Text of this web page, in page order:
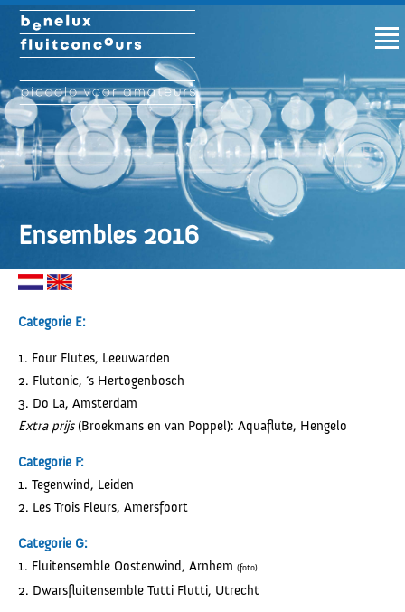
Ensembles 2016
Categorie E:
1. Four Flutes, Leeuwarden
2. Flutonic, ‘s Hertogenbosch
3. Do La, Amsterdam
Extra prijs(Broekmans en van Poppel): Aquaflute, Hengelo
Categorie F:
1. Tegenwind, Leiden
2. Les Trois Fleurs, Amersfoort
Categorie G:
1. Fluitensemble Oostenwind, Arnhem (foto)
2. Dwarsfluitensemble Tutti Flutti, Utrecht